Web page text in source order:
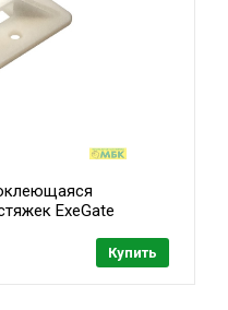
ExeGate
Купить